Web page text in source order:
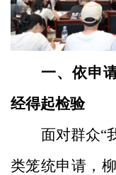
一、依申
经得起检验
面对群众“
类笼统申请，